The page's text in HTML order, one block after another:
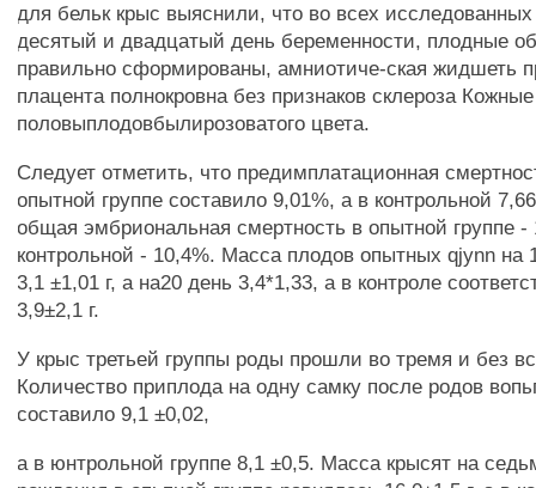
для бельк крыс выяснили, что во всех исследованных
десятый и двадцатый день беременности, плодные
правильно сформированы, амниотиче-ская жидшеть
плацента полнокровна без признаков склероза Кожные
половыплодовбылирозоватого цвета.
Следует отметить, что предимплатационная
опытной группе составило 9,01%, а в контрольной
общая эмбриональная смертность в опытной группе -
контрольной - 10,4%. Масса плодов опытных qjynn на
3,1 ±1,01 г, а на20 день 3,4*1,33, а в контроле
3,9±2,1 г.
У крыс третьей группы роды прошли во тремя и без
Количество приплода на одну самку после родов
составило 9,1 ±0,02,
а в юнтрольной группе 8,1 ±0,5. Масса крысят на